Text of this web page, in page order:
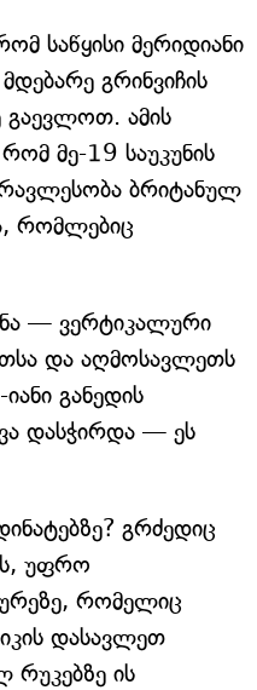
საწყისი მერიდიანი
გრინვიჩის
გაევლოთ. ამის
მე-19 საუკუნის
ბრიტანულ
რომლებიც
— ვერტიკალური
და აღმოსავლეთს
განედის
დასჭირდა — ეს
გრძედიც
უფრო
რომელიც
დასავლეთ
რუკებზე ის